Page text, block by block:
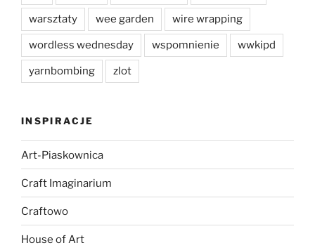
warsztaty wee garden wire wrapping
wordless wednesday wspomnienie wwkipd
yarnbombing zlot
INSPIRACJE
Art-Piaskownica
Craft Imaginarium
Craftowo
House of Art